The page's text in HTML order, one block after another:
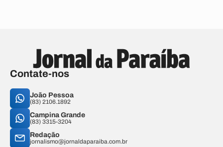
Contate-nos
João Pessoa
(83) 2106.1892
Campina Grande
(83) 3315-3204
Redação
jornalismo@jornaldaparaiba.com.br